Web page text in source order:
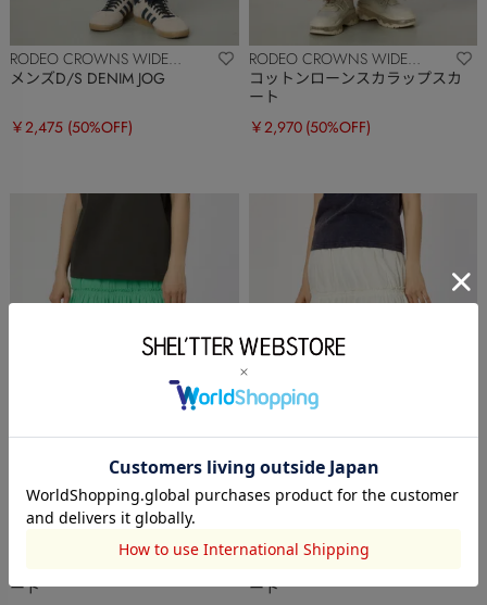
RODEO CROWNS WIDE
BOWL
メンズD/S DENIM JOG
￥2,475 (50%OFF)
RODEO CROWNS WIDE
BOWL
コットンローンスカラップスカ
ート
￥2,970 (50%OFF)
RODEO CROWNS WIDE
ート
RODEO CROWNS WIDE
ート